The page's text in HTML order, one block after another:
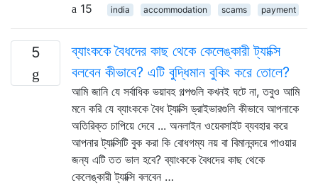
15
india accommodation scams payment
5
ব্যাংককে বৈধদের কাছ থেকে কেলেঙ্কারী ট্যাক্সি
বলবেন কীভাবে? এটি বুদ্ধিমান বুকিং করে তোলে?
আমি জানি যে সর্বাধিক ভয়াবহ গল্পগুলি কখনই ঘটে না, তবুও আমি
মনে করি যে ব্যাংককে বৈধ ট্যাক্সি ড্রাইভারগুলি কীভাবে আপনাকে
অতিরিক্ত চাপিয়ে দেবে ... অনলাইন ওয়েবসাইট ব্যবহার করে
আপনার ট্যাক্সিটি বুক করা কি বোধগম্য নয় বা বিমানবন্দরে পাওয়ার
জন্য এটি তত ভাল হবে? ব্যাংককে বৈধদের কাছ থেকে
কেলেঙ্কারী ট্যাক্সি বলবেন …